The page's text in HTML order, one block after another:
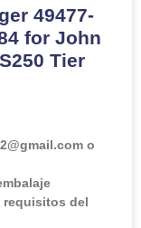
49477-
for John
Tier
o
requisitos del